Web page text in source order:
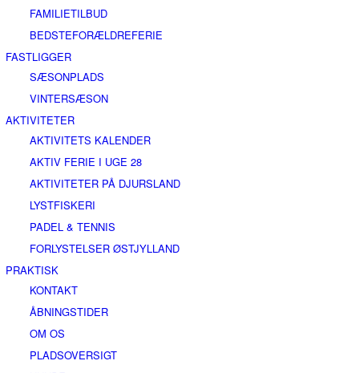
FAMILIETILBUD
BEDSTEFORÆLDREFERIE
FASTLIGGER
SÆSONPLADS
VINTERSÆSON
AKTIVITETER
AKTIVITETS KALENDER
AKTIV FERIE I UGE 28
AKTIVITETER PÅ DJURSLAND
LYSTFISKERI
PADEL & TENNIS
FORLYSTELSER ØSTJYLLAND
PRAKTISK
KONTAKT
ÅBNINGSTIDER
OM OS
PLADSOVERSIGT